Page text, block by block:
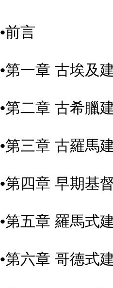
•前言
•第一章 古埃及
•第二章 古希臘
•第三章 古羅馬
•第四章 早期基
•第五章 羅馬式
•第六章 哥德式